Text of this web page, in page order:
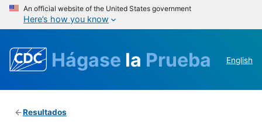
An official website of the United States government
Here’s how you know
Hágase la Prueba English
Resultados